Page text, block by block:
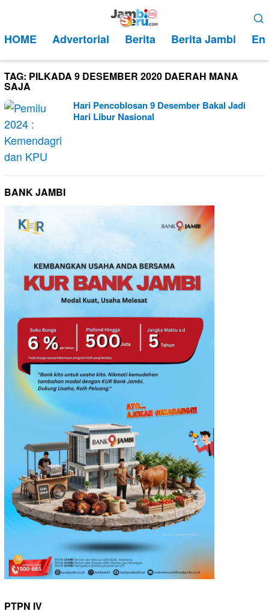
kontenMobile
HOME Advertorial Berita Berita Jambi
TAG: PILKADA 9 DESEMBER 2020 DAERAH MANA
SAJA
Hari Pencoblosan 9 Desember Bakal Jadi
Hari Libur Nasional
BANK JAMBI
PTPN IV